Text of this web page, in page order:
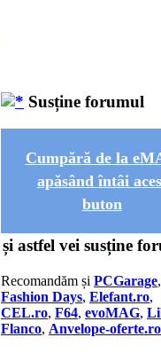
Susține forumul
Cumpără de la
apăsând întâi
buton
și astfel vei susține
Recomandăm și PCGarage,
Fashion Days, Elefant.ro,
CEL.ro, F64, evoMAG,
Flanco, Anvelope-oferte.ro